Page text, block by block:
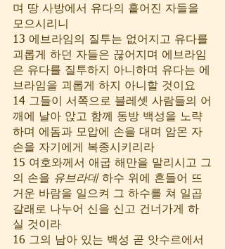
며 땅 사방에서 유다의 흩어진 자들을
모으시리니
13 에브라임의 질투는 없어지고 유다를
괴롭게 하던 자들은 끊어지며 에브라임
은 유다를 질투하지 아니하며 유다는 에
브라임을 괴롭게 하지 아니할 것이요
14 그들이 서쪽으로 블레셋 사람들의 어
깨에 날아 앉고 함께 동방 백성을 노략
하며 에돔과 모압에 손을 대며 암몬 자
손을 자기에게 복종시키리라
15 여호와께서 애굽 해만을 말리시고 그
의 손을 유브라데 하수 위에 흔들어 뜨
거운 바람을 일으켜 그 하수를 쳐 일곱
갈래로 나누어 신을 신고 건너가게 하
실 것이라
16 그의 남아 있는 백성 곧 앗수르에서